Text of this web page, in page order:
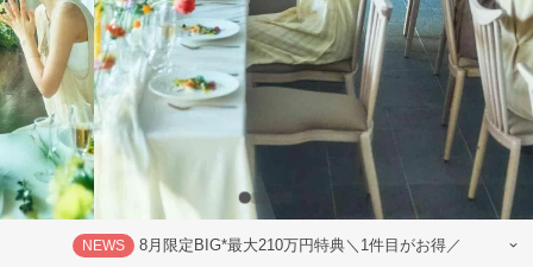
NEWS 8月限定BIG*最大210万円特典＼1件目がお得／